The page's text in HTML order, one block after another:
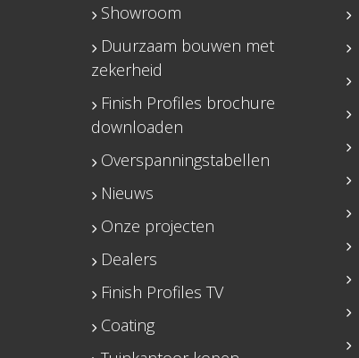
Showroom
Duurzaam bouwen met
zekerheid
Finish Profiles brochure
downloaden
Overspanningstabellen
Nieuws
Onze projecten
Dealers
Finish Profiles TV
Coating